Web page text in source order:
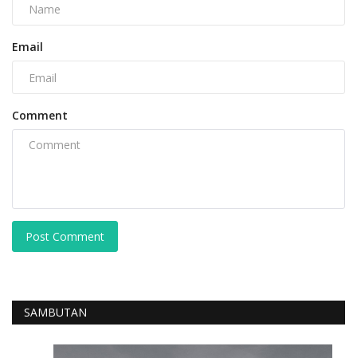
Email
Comment
Post Comment
SAMBUTAN